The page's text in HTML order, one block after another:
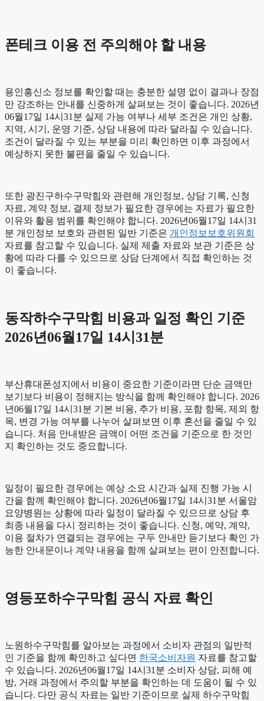
폰테크 이용 전 주의해야 할 내용
용인흥신소 정보를 확인할 때는 충분한 설명 없이 결과나 장점
만 강조하는 안내를 신중하게 살펴보는 것이 좋습니다. 2026년
06월17일 14시31분 실제 가능 여부나 세부 조건은 개인 상황,
지역, 시기, 운영 기준, 상담 내용에 따라 달라질 수 있습니다.
조건이 달라질 수 있는 부분을 미리 확인하면 이후 과정에서
예상하지 못한 불편을 줄일 수 있습니다.
또한 광진구하수구막힘와 관련해 개인정보, 상담 기록, 신청
자료, 계약 정보, 결제 정보가 필요한 경우에는 자료가 필요한
이유와 활용 범위를 확인해야 합니다. 2026년06월17일 14시31
분 개인정보 보호와 관련된 일반 기준은 개인정보보호위원회
자료를 참고할 수 있습니다. 실제 제출 자료와 보관 기준은 상
황에 따라 다를 수 있으므로 상담 단계에서 직접 확인하는 것
이 좋습니다.
동작하수구막힘 비용과 일정 확인 기준
2026년06월17일 14시31분
부산휴대폰성지에서 비용이 중요한 기준이라면 단순 금액만
보기보다 비용이 정해지는 방식을 함께 확인해야 합니다. 2026
년06월17일 14시31분 기본 비용, 추가 비용, 포함 항목, 제외 항
목, 변경 가능 여부를 나누어 살펴보면 이후 혼선을 줄일 수 있
습니다. 처음 안내받은 금액이 어떤 조건을 기준으로 한 것인
지 확인하는 것도 중요합니다.
일정이 필요한 경우에는 예상 소요 시간과 실제 진행 가능 시
간을 함께 확인해야 합니다. 2026년06월17일 14시31분 서울암
요양병원는 상황에 따라 일정이 달라질 수 있으므로 상담 후
최종 내용을 다시 정리하는 것이 좋습니다. 신청, 예약, 계약,
이용 절차가 연결되는 경우에는 구두 안내만 듣기보다 확인 가
능한 안내문이나 계약 내용을 함께 살펴보는 편이 안전합니다.
영등포하수구막힘 공식 자료 확인
노원하수구막힘를 알아보는 과정에서 소비자 관점의 일반적
인 기준을 함께 확인하고 싶다면 한국소비자원 자료를 참고할
수 있습니다. 2026년06월17일 14시31분 소비자 상담, 피해 예
방, 거래 과정에서 주의할 부분을 확인하는 데 도움이 될 수 있
습니다. 다만 공식 자료는 일반 기준이므로 실제 하수구막힘